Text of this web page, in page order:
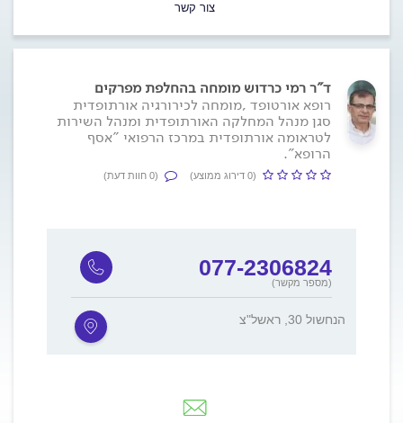
צור קשר
ד"ר רמי כרדוש מומחה בהחלפת מפרקים
רופא אורטופד ,מומחה לכירורגיה אורתופדית
סגן מנהל המחלקה האורתופדית ומנהל השירות
לטראומה אורתופדית במרכז הרפואי "אסף
הרופא".
(0 דירוג ממוצע) (0 חוות דעת)
077-2306824
(מספר מקשר)
הנחשול 30, ראשל"צ